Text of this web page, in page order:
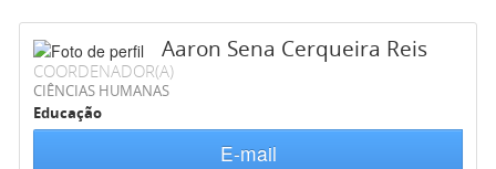
Aaron Sena Cerqueira Reis
COORDENADOR(A)
CIÊNCIAS HUMANAS
Educação
E-mail